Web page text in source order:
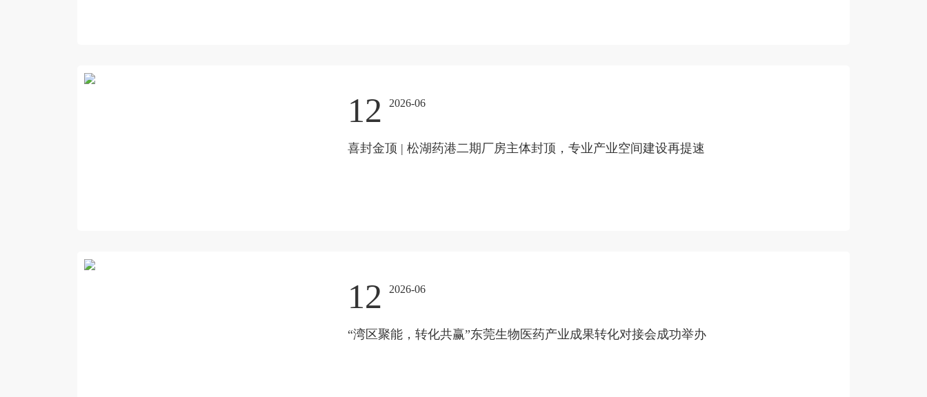
12 2026-06
喜封金顶 | 松湖药港二期厂房主体封顶，专业产业空间建设再提速
12 2026-06
“湾区聚能，转化共赢”东莞生物医药产业成果转化对接会成功举办